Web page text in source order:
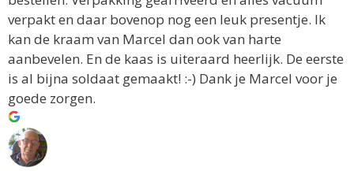
verpakt en daar bovenop nog een leuk presentje. Ik
kan de kraam van Marcel dan ook van harte
aanbevelen. En de kaas is uiteraard heerlijk. De eerste
is al bijna soldaat gemaakt! :-) Dank je Marcel voor je
goede zorgen.